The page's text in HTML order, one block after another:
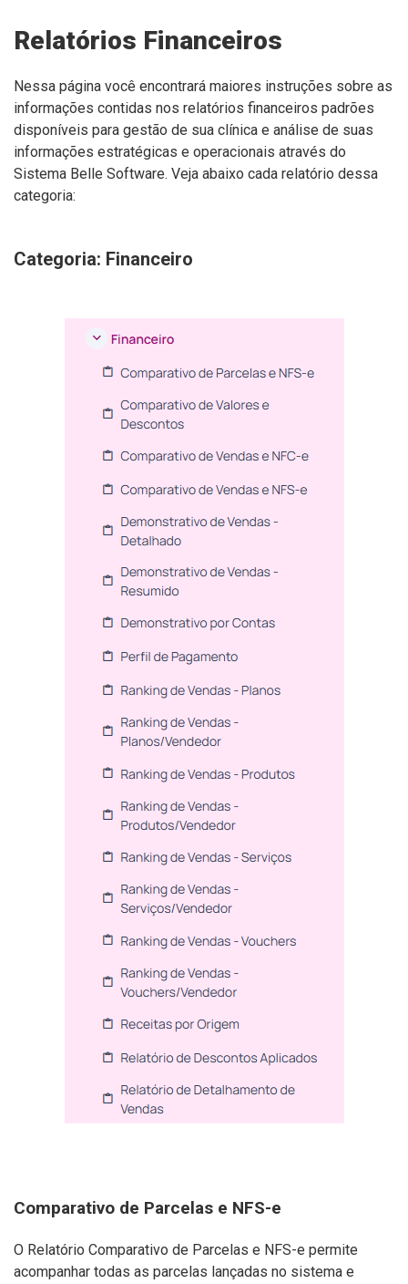
Relatórios Financeiros
Nessa página você encontrará maiores instruções sobre as
informações contidas nos relatórios financeiros padrões
disponíveis para gestão de sua clínica e análise de suas
informações estratégicas e operacionais através do
Sistema Belle Software. Veja abaixo cada relatório dessa
categoria:
Categoria: Financeiro
Comparativo de Parcelas e NFS-e
O Relatório Comparativo de Parcelas e NFS-e permite
acompanhar todas as parcelas lançadas no sistema e